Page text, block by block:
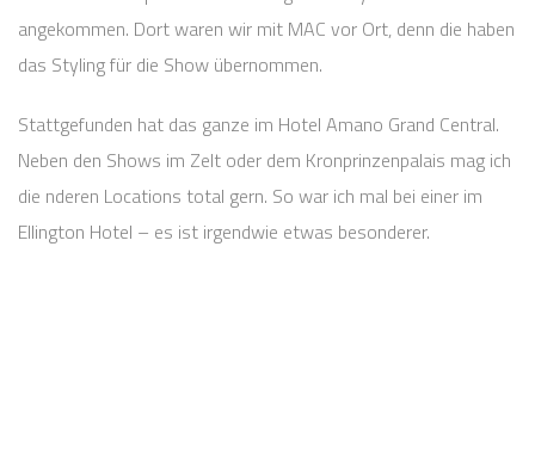
angekommen. Dort waren wir mit MAC vor Ort, denn die haben
das Styling für die Show übernommen.
Stattgefunden hat das ganze im Hotel Amano Grand Central.
Neben den Shows im Zelt oder dem Kronprinzenpalais mag ich
die nderen Locations total gern. So war ich mal bei einer im
Ellington Hotel – es ist irgendwie etwas besonderer.